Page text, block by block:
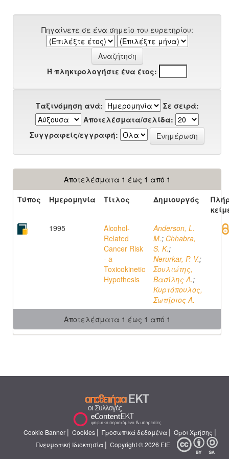
Πηγαίνετε σε ένα σημείο του ευρετηρίου:
Ή πληκτρολογήστε ένα έτος:
Ταξινόμηση ανά:
Σε σειρά:
Αποτελέσματα/σελίδα:
Συγγραφείς/εγγραφή:
Αποτελέσματα 1 έως 1 από 1
Τύπος
Ημερομηνία Τίτλος Δημιουργός
1995
Alcohol-
Related
Cancer Risk
- a
Toxicokinetic
Hypothesis
Anderson, L.
M.; Chhabra,
S. K.;
Nerurkar, P. V.;
Σουλιώτης,
Βασίλης Λ.;
Κυρτόπουλος,
Σωτήριος Α.
Αποτελέσματα 1 έως 1 από 1
Cookie Banner | Cookies | Προσωπικά δεδομένα | Όροι Χρήσης |
Πνευματική Ιδιοκτησία | Copyright © 2026 ΕΙΕ